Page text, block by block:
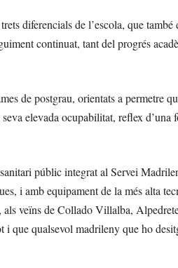
diferencials de l’escola, que
continuat, tant del progrés
de postgrau, orientats a permetre
elevada ocupabilitat, reflex d’una
públic integrat al Servei
i amb equipament de la més alta
veïns de Collado Villalba,
qualsevol madrileny que ho